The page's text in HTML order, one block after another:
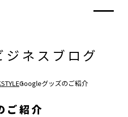
ジネスブログ
Googleグッズのご紹介
紹介